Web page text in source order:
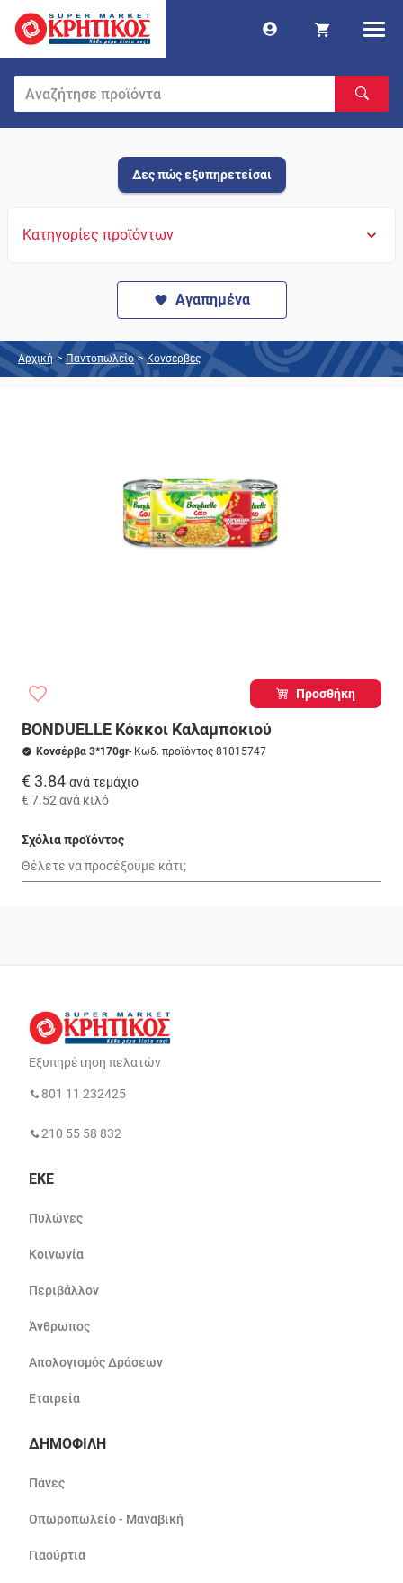
Δες πώς εξυπηρετείσαι
Κατηγορίες προϊόντων
Αγαπημένα
Αρχική > Παντοπωλείο > Κονσέρβες
Προσθήκη
BONDUELLE Κόκκοι Καλαμποκιού
Κονσέρβα 3*170gr- Κωδ. προϊόντος 81015747
€ 3.84 ανά τεμάχιο
€ 7.52 ανά κιλό
Σχόλια προϊόντος
Εξυπηρέτηση πελατών
801 11 232425
210 55 58 832
ΕΚΕ
Πυλώνες
Κοινωνία
Περιβάλλον
Άνθρωπος
Απολογισμός Δράσεων
Εταιρεία
ΔΗΜΟΦΙΛΗ
Πάνες
Οπωροπωλείο - Μαναβική
Γιαούρτια